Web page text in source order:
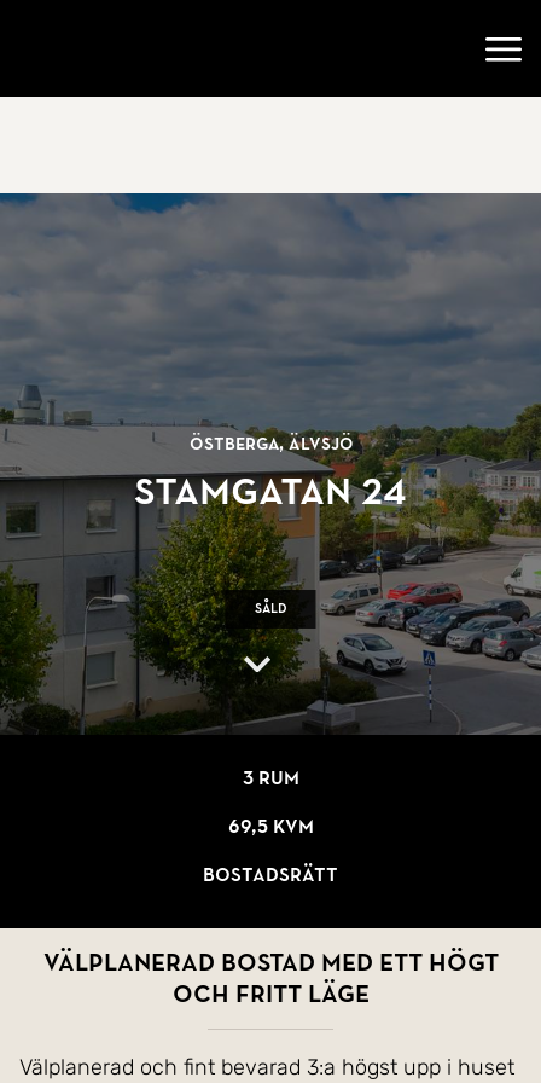
Östberga, Älvsjö
Stamgatan 24
Såld
3 rum
69,5 kvm
Bostadsrätt
Välplanerad bostad med ett högt
och fritt läge
Välplanerad och fint bevarad 3:a högst upp i huset